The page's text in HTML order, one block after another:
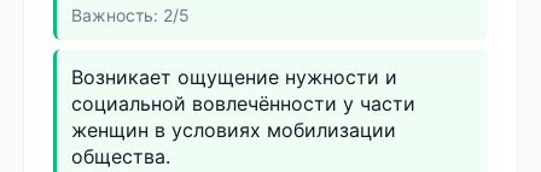
Важность: 2/5
Возникает ощущение нужности и
социальной вовлечённости у части
женщин в условиях мобилизации
общества.